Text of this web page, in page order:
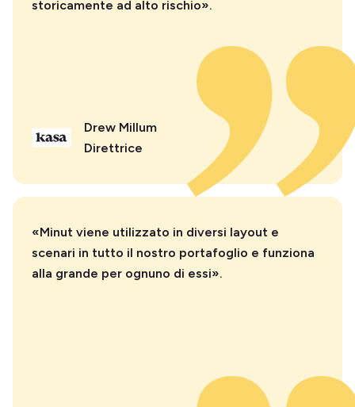
storicamente ad alto rischio».
Drew Millum
Direttrice
«Minut viene utilizzato in diversi layout e
scenari in tutto il nostro portafoglio e funziona
alla grande per ognuno di essi».